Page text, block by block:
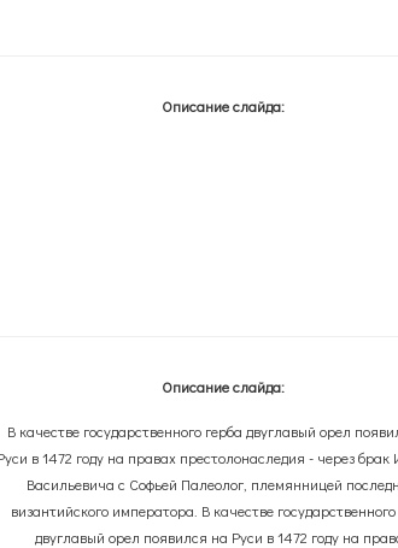
Описание слайда:
Описание слайда:
В качестве государственного герба двуглавый орел
в 1472 году на правах престолонаследия - через брак
Васильевича с Софьей Палеолог, племянницей
византийского императора. В качестве государственного
двуглавый орел появился на Руси в 1472 году на